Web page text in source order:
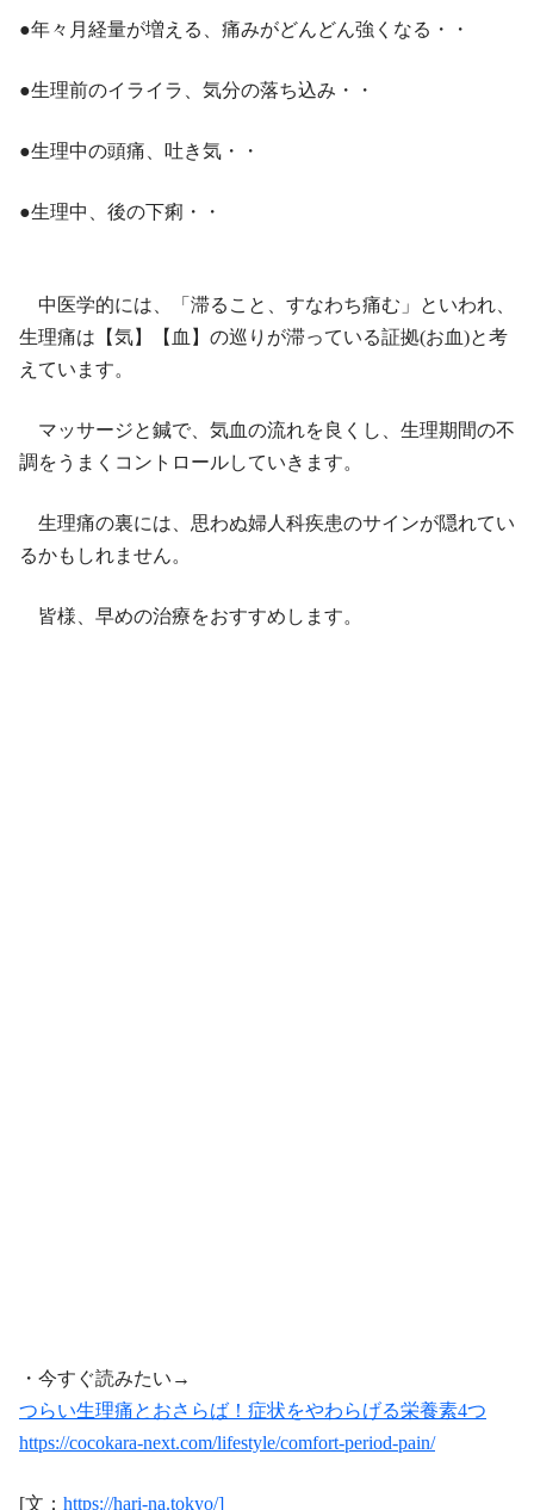
●年々月経量が増える、痛みがどんどん強くなる・・
●生理前のイライラ、気分の落ち込み・・
●生理中の頭痛、吐き気・・
●生理中、後の下痢・・
中医学的には、「滞ること、すなわち痛む」といわれ、
生理痛は【気】【血】の巡りが滞っている証拠(お血)と考
えています。
マッサージと鍼で、気血の流れを良くし、生理期間の不
調をうまくコントロールしていきます。
生理痛の裏には、思わぬ婦人科疾患のサインが隠れてい
るかもしれません。
皆様、早めの治療をおすすめします。
・今すぐ読みたい→
つらい生理痛とおさらば！症状をやわらげる栄養素4つ
https://cocokara-next.com/lifestyle/comfort-period-pain/
[文： https://hari-na.tokyo/]